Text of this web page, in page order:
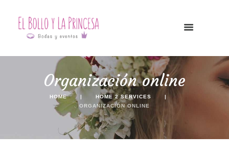
Organización online
HOME
HOME 2 SERVICES
ORGANIZACIÓN ONLINE